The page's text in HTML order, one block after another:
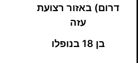
דרום)באזור רצועת
עזה
בן 18 בנופלו